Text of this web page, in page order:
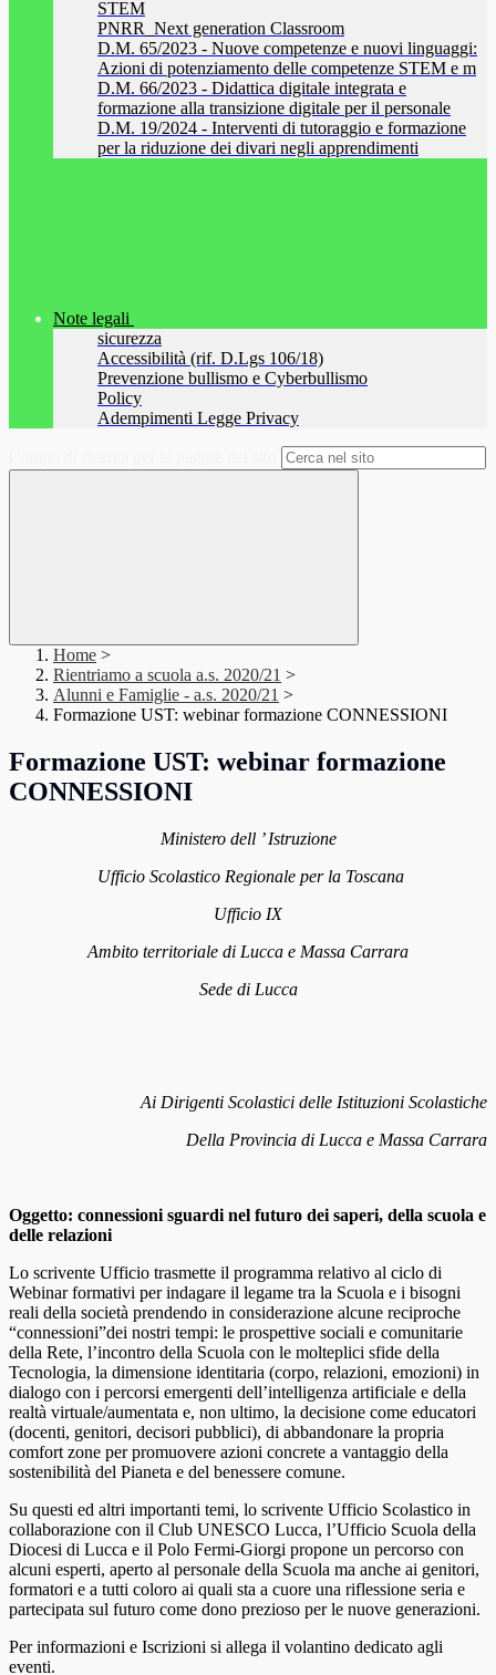
STEM
PNRR_Next generation Classroom
D.M. 65/2023 - Nuove competenze e nuovi linguaggi:
Azioni di potenziamento delle competenze STEM e m
D.M. 66/2023 - Didattica digitale integrata e
formazione alla transizione digitale per il personale
D.M. 19/2024 - Interventi di tutoraggio e formazione
per la riduzione dei divari negli apprendimenti
Note legali
sicurezza
Accessibilità (rif. D.Lgs 106/18)
Prevenzione bullismo e Cyberbullismo
Policy
Adempimenti Legge Privacy
Home >
Rientriamo a scuola a.s. 2020/21 >
Alunni e Famiglie - a.s. 2020/21 >
Formazione UST: webinar formazione CONNESSIONI
Formazione UST: webinar formazione
CONNESSIONI
Ministero dell ’ Istruzione
Ufficio Scolastico Regionale per la Toscana
Ufficio IX
Ambito territoriale di Lucca e Massa Carrara
Sede di Lucca
Ai Dirigenti Scolastici delle Istituzioni Scolastiche
Della Provincia di Lucca e Massa Carrara
Oggetto: connessioni sguardi nel futuro dei saperi, della scuola e
delle relazioni
Lo scrivente Ufficio trasmette il programma relativo al ciclo di
Webinar formativi per indagare il legame tra la Scuola e i bisogni
reali della società prendendo in considerazione alcune reciproche
“connessioni”dei nostri tempi: le prospettive sociali e comunitarie
della Rete, l’incontro della Scuola con le molteplici sfide della
Tecnologia, la dimensione identitaria (corpo, relazioni, emozioni) in
dialogo con i percorsi emergenti dell’intelligenza artificiale e della
realtà virtuale/aumentata e, non ultimo, la decisione come educatori
(docenti, genitori, decisori pubblici), di abbandonare la propria
comfort zone per promuovere azioni concrete a vantaggio della
sostenibilità del Pianeta e del benessere comune.
Su questi ed altri importanti temi, lo scrivente Ufficio Scolastico in
collaborazione con il Club UNESCO Lucca, l’Ufficio Scuola della
Diocesi di Lucca e il Polo Fermi-Giorgi propone un percorso con
alcuni esperti, aperto al personale della Scuola ma anche ai genitori,
formatori e a tutti coloro ai quali sta a cuore una riflessione seria e
partecipata sul futuro come dono prezioso per le nuove generazioni.
Per informazioni e Iscrizioni si allega il volantino dedicato agli
eventi.